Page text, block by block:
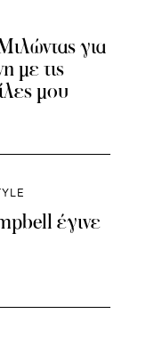
για
με τις
μου
έγινε